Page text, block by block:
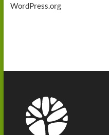
WordPress.org